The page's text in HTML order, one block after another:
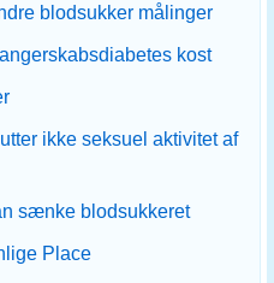
blodsukker målinger
kost
ikke seksuel aktivitet af
sænke blodsukkeret
Place